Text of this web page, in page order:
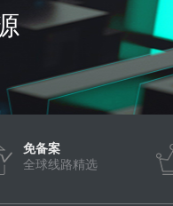
免备案
全球线路精选